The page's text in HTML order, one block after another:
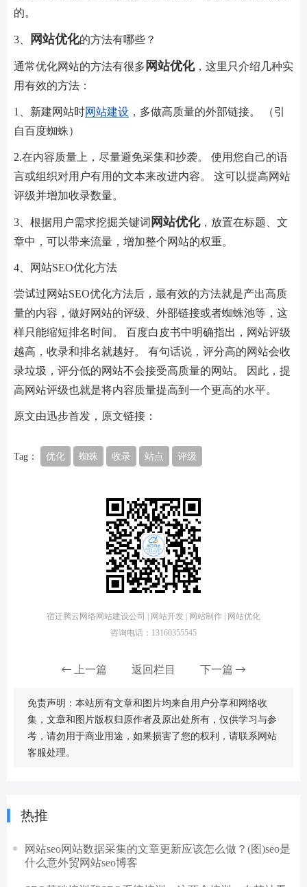
的。
3、 网站优化的方法有哪些？
通常优化网站的方法有很多 网站优化，这里只介绍几种实
用有效的方法：
1、新建网站时网站建设 ，多做高质量的外部链接。 （引
自百度蜘蛛）
2.在内容质量上，尽量避免采集和抄袭。 使用您自己的语
言或组织对用户有用的文本来改进内容。 这可以提高网站
评级并增加收录数量。
3、根据用户需求挖掘关键词 网站优化，放置在标题、文
章中，可以带来流量，增加整个网站的权重。
4、网站SEO优化方法
尝试过网站SEO优化方法后，最有效的方法就是产出高质
量的内容，做好网站的评级、外部链接或者蜘蛛池等，这
样只能缩短排名时间。 百度白皮书中明确指出，网站评级
越高，收录和排名就越好。 有句话说，评分高的网站会收
录垃圾，评分低的网站不会接受高质量的网站。 因此，提
高网站评级也就是将内容质量提高到一个更高的水平。
原文由迅步首发，原文链接：
Tag： 优化 蜘蛛 收录 站点 评级
宿迁腾云网络网站建设公司 | 网站开发 | 网站制作 | 网站优化
咨询电话：13160355545
上一篇 返回栏目 下一篇
免责声明：本站所有文章和图片均来自用户分享和网络收
集，文章和图片版权归原作者及原出处所有，仅供学习与参
考，请勿用于商业用途，如果损害了您的权利，请联系网站
客服处理。
热推
网站seo网站数据采集的文章更新应该怎么做？(图)seo是
什么意外贸网站seo博客